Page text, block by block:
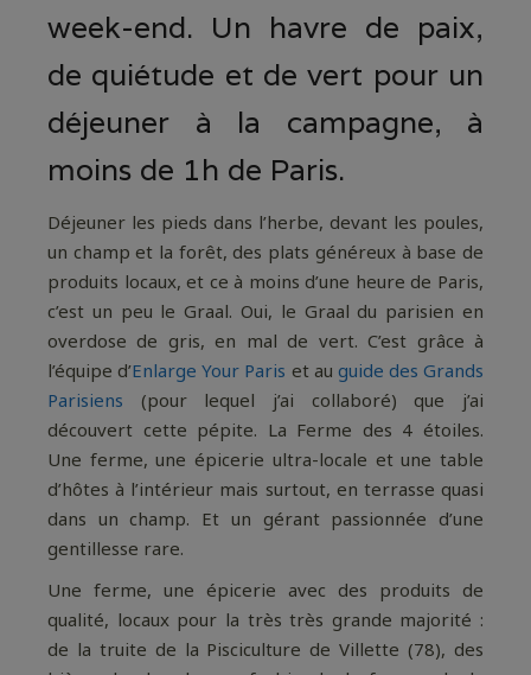
week-end. Un havre de paix,
de quiétude et de vert pour un
déjeuner à la campagne, à
moins de 1h de Paris.
Déjeuner les pieds dans l’herbe, devant les poules,
un champ et la forêt, des plats généreux à base de
produits locaux, et ce à moins d’une heure de Paris,
c’est un peu le Graal. Oui, le Graal du parisien en
overdose de gris, en mal de vert. C’est grâce à
l’équipe d’Enlarge Your Paris et au guide des Grands
Parisiens (pour lequel j’ai collaboré) que j’ai
découvert cette pépite. La Ferme des 4 étoiles.
Une ferme, une épicerie ultra-locale et une table
d’hôtes à l’intérieur mais surtout, en terrasse quasi
dans un champ. Et un gérant passionnée d’une
gentillesse rare.
Une ferme, une épicerie avec des produits de
qualité, locaux pour la très très grande majorité :
de la truite de la Pisciculture de Villette (78), des